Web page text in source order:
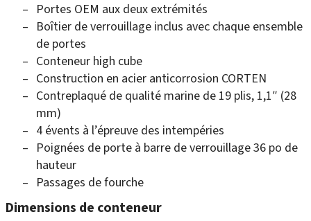
Portes OEM aux deux extrémités
Boîtier de verrouillage inclus avec chaque ensemble
de portes
Conteneur high cube
Construction en acier anticorrosion CORTEN
Contreplaqué de qualité marine de 19 plis, 1,1″ (28
mm)
4 évents à l’épreuve des intempéries
Poignées de porte à barre de verrouillage 36 po de
hauteur
Passages de fourche
Dimensions de conteneur